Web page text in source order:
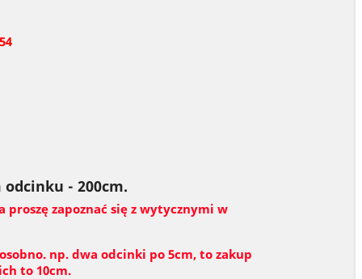
- 200cm.
proszę zapoznać się z wytycznymi w
np. dwa odcinki po 5cm, to zakup
to 10cm.